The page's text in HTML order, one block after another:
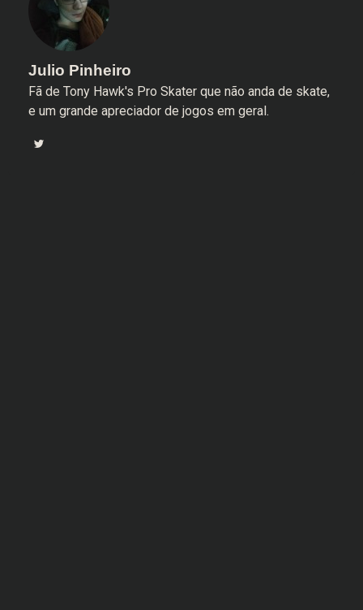
Julio Pinheiro
Fã de Tony Hawk's Pro Skater que não anda de skate,
e um grande apreciador de jogos em geral.